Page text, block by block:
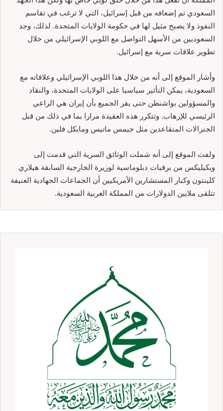
السعودي تم إضعافه من قبل إسرائيل، التي لا ترغب في تقاسم
النفوذ ولا يصبح مثيل لها في حكومة الولايات المتحدة. لذلك، وجد
السعوديين من الأسهل التواصل مع اللوبي الإسرائيلي من خلال
تطوير علاقات سرية مع إسرائيل.
وأشار الموقع إلى أنه من خلال هذا اللوبي الإسرائيلي وعلاقاته مع
السعودية، يمكن التأثير سياسيا على الولايات المتحدة، والنقاد
والمسؤولين بواشنطن حتى يقر الجميع بأن إيران هي الراعي
الرئيسي للإرهاب. وتتكرر هذه العقيدة مرارا بما في ذلك من قبل
الجنرالات المتقاعدين مثل جيمس ماتيس ومايكل فلين.
ولفت الموقع إلى أنه شملت الوثائق السرية التي قدمت إلى
ويكيليكس من برقيات دبلوماسية لوزيرة الخارجية السابقة هيلاري
كلينتون وكبار المستشارين الأمريكيين أن الجماعات الجهادية العنيفة
تتلقى ملايين الدولارات من المملكة العربية السعودية.